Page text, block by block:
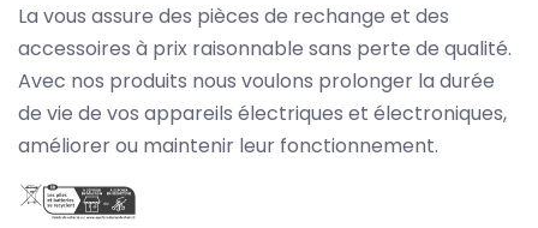
La vous assure des pièces de rechange et des
accessoires à prix raisonnable sans perte de qualité.
Avec nos produits nous voulons prolonger la durée
de vie de vos appareils électriques et électroniques,
améliorer ou maintenir leur fonctionnement.